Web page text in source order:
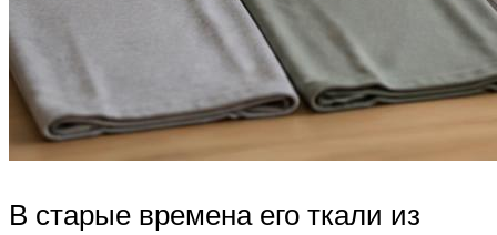
В старые времена его ткали из